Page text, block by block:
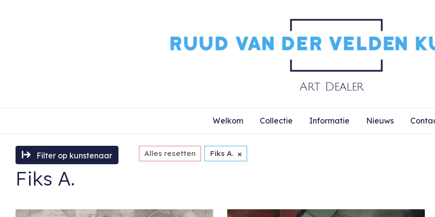
Welkom Collectie Informatie Nieuws
Filter op kunstenaar Alles resetten Fiks A. ×
Fiks A.